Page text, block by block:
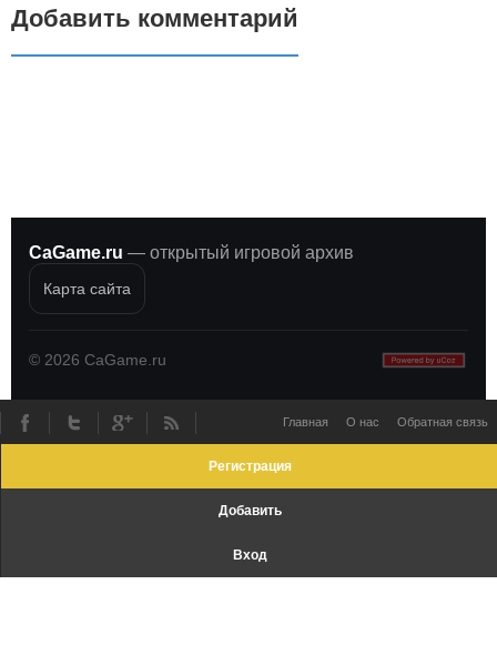
Добавить комментарий
CaGame.ru — открытый игровой архив
Карта сайта
© 2026 CaGame.ru
Главная О нас Обратная связь
Регистрация
Добавить
Вход